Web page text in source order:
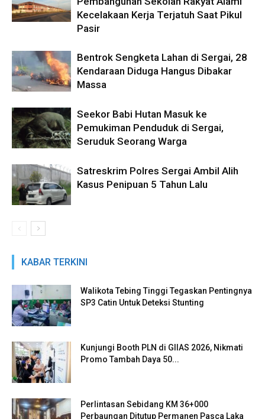
Kecelakaan Kerja Terjatuh Saat Pikul
Pasir
Bentrok Sengketa Lahan di Sergai, 28
Kendaraan Diduga Hangus Dibakar
Massa
Seekor Babi Hutan Masuk ke
Pemukiman Penduduk di Sergai,
Seruduk Seorang Warga
Satreskrim Polres Sergai Ambil Alih
Kasus Penipuan 5 Tahun Lalu
KABAR TERKINI
Walikota Tebing Tinggi Tegaskan Pentingnya
SP3 Catin Untuk Deteksi Stunting
Kunjungi Booth PLN di GIIAS 2026, Nikmati
Promo Tambah Daya 50...
Perlintasan Sebidang KM 36+000
Perbaungan Ditutup Permanen Pasca Laka